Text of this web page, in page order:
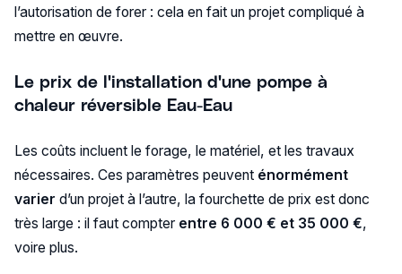
l’autorisation de forer : cela en fait un projet compliqué à
mettre en œuvre.
Le prix de l'installation d'une pompe à
chaleur réversible Eau-Eau
Les coûts incluent le forage, le matériel, et les travaux
nécessaires. Ces paramètres peuvent énormément
varier d’un projet à l’autre, la fourchette de prix est donc
très large : il faut compter entre 6 000 € et 35 000 €,
voire plus.